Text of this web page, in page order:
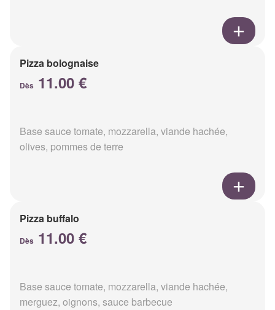
Pizza bolognaise
Dès 11.00 €
Base sauce tomate, mozzarella, viande hachée,
olives, pommes de terre
Pizza buffalo
Dès 11.00 €
Base sauce tomate, mozzarella, viande hachée,
merguez, oignons, sauce barbecue